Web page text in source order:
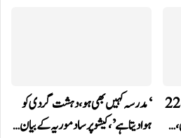
گجرات میں چاندی پورہ وائرس کا قہر، 22
‘مدرسہ کہیں بھی ہو، دہشت گردی کو
ہوا دیتا ہے’، کیشو پرساد موریہ کے بیان…